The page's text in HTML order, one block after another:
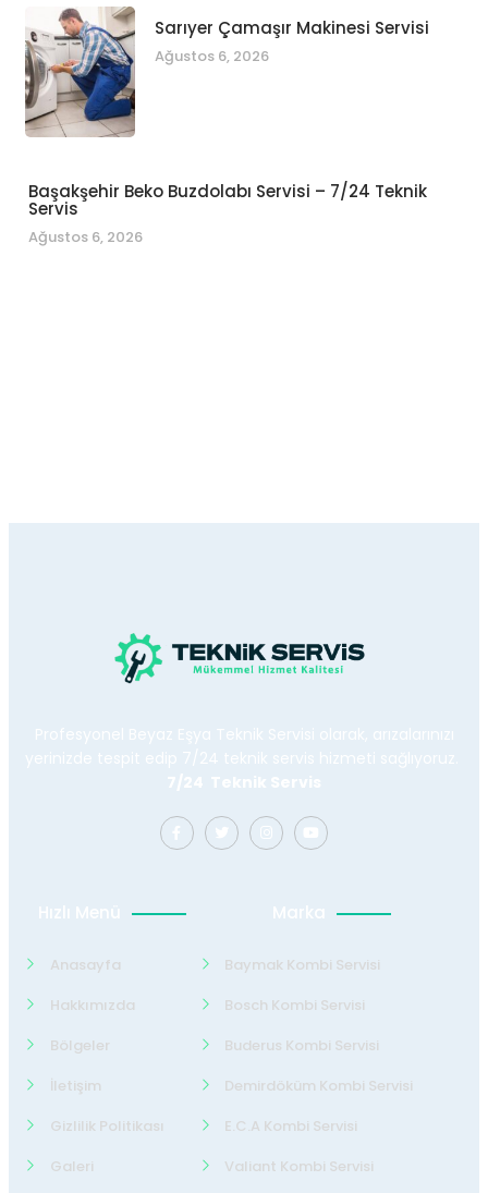
Sarıyer Çamaşır Makinesi Servisi
Ağustos 6, 2026
Başakşehir Beko Buzdolabı Servisi – 7/24 Teknik
Servis
Ağustos 6, 2026
Profesyonel Beyaz Eşya Teknik Servisi olarak, arızalarınızı
yerinizde tespit edip 7/24 teknik servis hizmeti sağlıyoruz.
7/24 Teknik Servis
Hızlı Menü
Anasayfa
Hakkımızda
Bölgeler
İletişim
Gizlilik Politikası
Galeri
Marka
Baymak Kombi Servisi
Bosch Kombi Servisi
Buderus Kombi Servisi
Demirdöküm Kombi Servisi
E.C.A Kombi Servisi
Valiant Kombi Servisi